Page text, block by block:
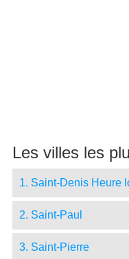
Les villes les
1. Saint-Denis Heure
2. Saint-Paul
3. Saint-Pierre